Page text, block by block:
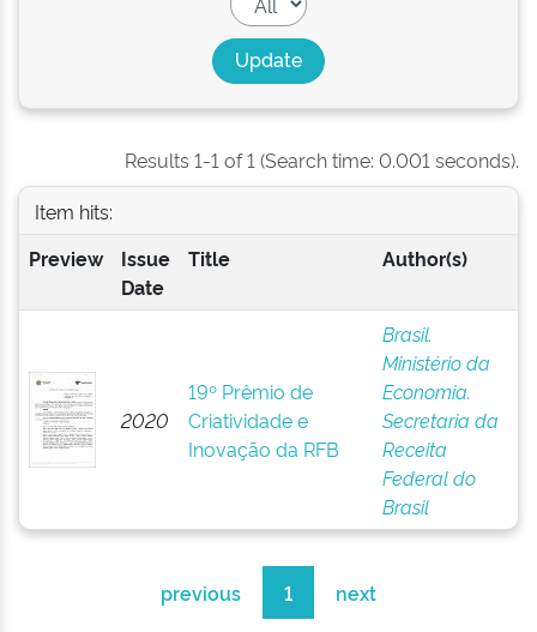
Results 1-1 of 1 (Search time: 0.001 seconds).
Item hits:
Preview
Issue
Date
Title Author(s)
2020
19º Prêmio de
Criatividade e
Inovação da RFB
Brasil.
Ministério da
Economia.
Secretaria da
Receita
Federal do
Brasil
previous 1 next